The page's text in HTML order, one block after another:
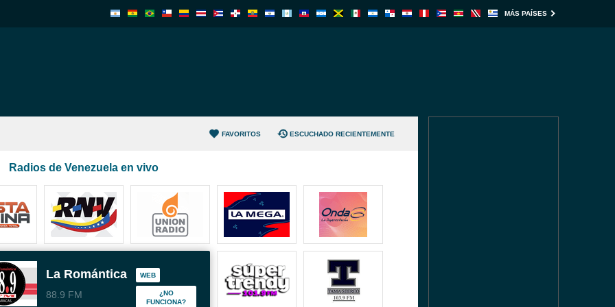
MÁS PAÍSES
FAVORITOS ESCUCHADO RECIENTEMENTE
Radios de Venezuela en vivo
La Romántica
88.9 FM
WEB
¿NO
FUNCIONA?